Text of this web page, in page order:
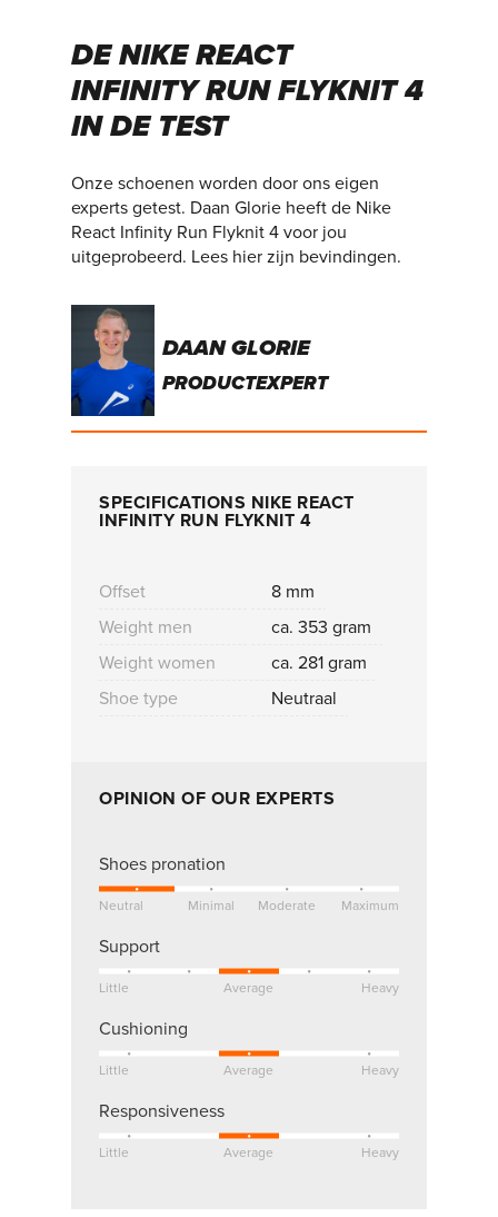
DE NIKE REACT
INFINITY RUN FLYKNIT 4
IN DE TEST
Onze schoenen worden door ons eigen
experts getest. Daan Glorie heeft de Nike
React Infinity Run Flyknit 4 voor jou
uitgeprobeerd. Lees hier zijn bevindingen.
DAAN GLORIE
PRODUCTEXPERT
SPECIFICATIONS NIKE REACT
INFINITY RUN FLYKNIT 4
Offset
8 mm
Weight men
ca. 353 gram
Weight women
ca. 281 gram
Shoe type
Neutraal
OPINION OF OUR EXPERTS
Shoes pronation
Neutral Minimal Moderate Maximum
Support
Little Average Heavy
Cushioning
Little Average Heavy
Responsiveness
Little Average Heavy